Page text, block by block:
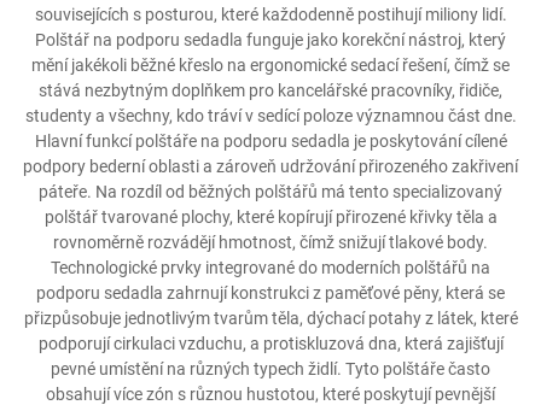
souvisejících s posturou, které každodenně postihují miliony lidí.
Polštář na podporu sedadla funguje jako korekční nástroj, který
mění jakékoli běžné křeslo na ergonomické sedací řešení, čímž se
stává nezbytným doplňkem pro kancelářské pracovníky, řidiče,
studenty a všechny, kdo tráví v sedící poloze významnou část dne.
Hlavní funkcí polštáře na podporu sedadla je poskytování cílené
podpory bederní oblasti a zároveň udržování přirozeného zakřivení
páteře. Na rozdíl od běžných polštářů má tento specializovaný
polštář tvarované plochy, které kopírují přirozené křivky těla a
rovnoměrně rozvádějí hmotnost, čímž snižují tlakové body.
Technologické prvky integrované do moderních polštářů na
podporu sedadla zahrnují konstrukci z paměťové pěny, která se
přizpůsobuje jednotlivým tvarům těla, dýchací potahy z látek, které
podporují cirkulaci vzduchu, a protiskluzová dna, která zajišťují
pevné umístění na různých typech židlí. Tyto polštáře často
obsahují více zón s různou hustotou, které poskytují pevnější